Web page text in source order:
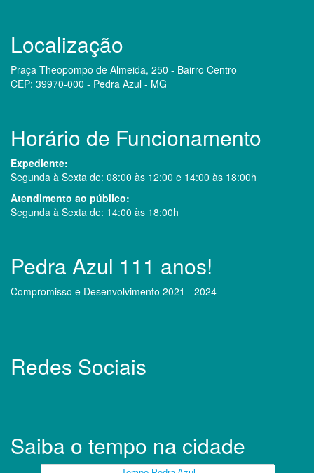
Localização
Praça Theopompo de Almeida, 250 - Bairro Centro
CEP: 39970-000 - Pedra Azul - MG
Horário de Funcionamento
Expediente:
Segunda à Sexta de: 08:00 às 12:00 e 14:00 às 18:00h
Atendimento ao público:
Segunda à Sexta de: 14:00 às 18:00h
Pedra Azul 111 anos!
Compromisso e Desenvolvimento 2021 - 2024
Redes Sociais
Saiba o tempo na cidade